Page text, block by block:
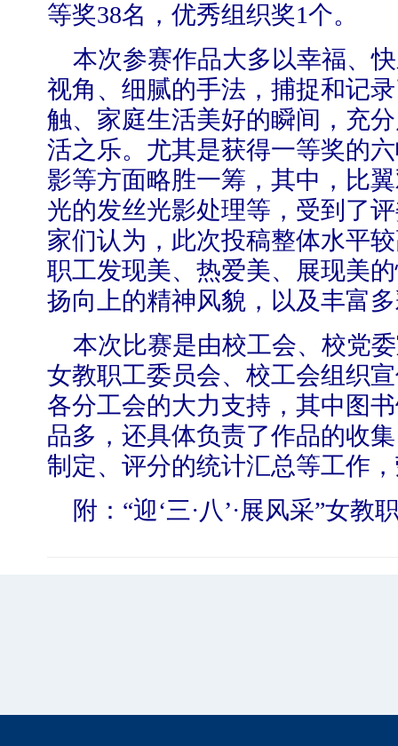
等奖38名，优秀组织奖1个。
本次参赛作品大多以幸福、
视角、细腻的手法，捕捉和记
触、家庭生活美好的瞬间，充
活之乐。尤其是获得一等奖的
影等方面略胜一筹，其中，比
光的发丝光影处理等，受到了
家们认为，此次投稿整体水平
职工发现美、热爱美、展现美
扬向上的精神风貌，以及丰富
本次比赛是由校工会、校党
女教职工委员会、校工会组织
各分工会的大力支持，其中图
品多，还具体负责了作品的收
制定、评分的统计汇总等工作
附 ：“迎‘三·八’·展风采”女
北工商光影——2026年北工商的夏